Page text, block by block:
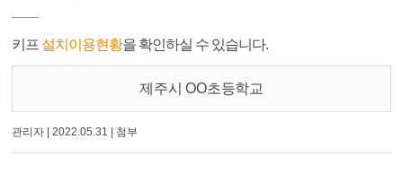
키프 설치이용현황을 확인하실 수 있습니다.
제주시 OO초등학교
관리자 2022.05.31 첨부